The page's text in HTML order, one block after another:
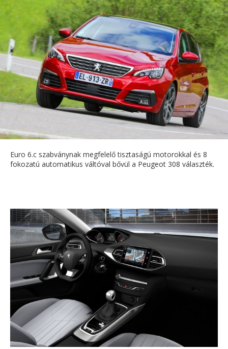
Euro 6.c szabványnak megfelelő tisztaságú motorokkal és 8
fokozatú automatikus váltóval bővül a Peugeot 308 választék.